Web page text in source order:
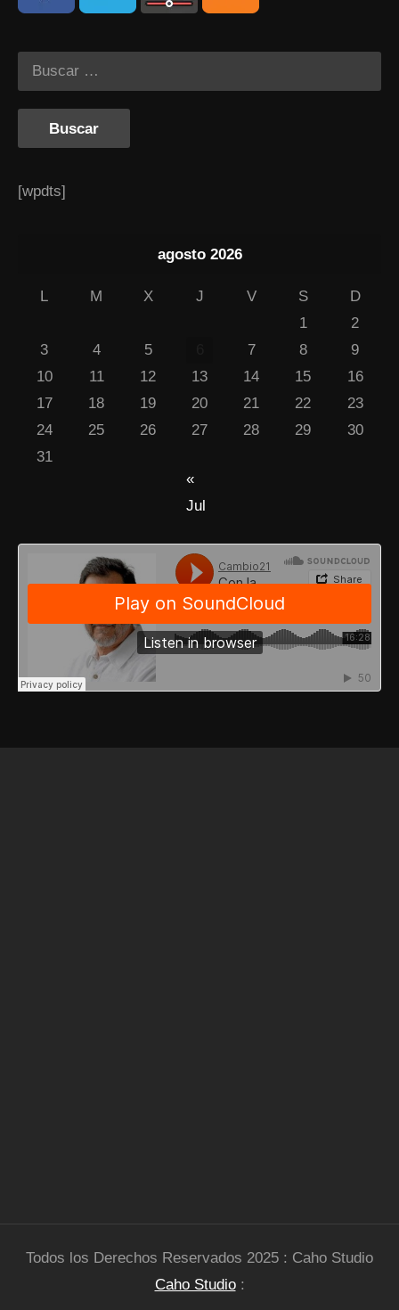
[wpdts]
agosto 2026
L M X J V S
D
1
2
3
4 5 7 8
9
10
11 12 13 14 15
16
17
18 19 20 21 22
23
24
25 26 27 28 29
30
31
«
Jul
Todos los Derechos Reservados 2025 : Caho Studio
Caho Studio: